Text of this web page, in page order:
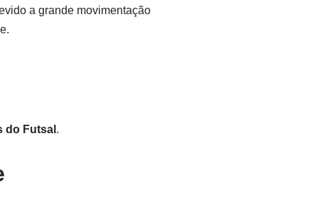
a grande movimentação
do Futsal .